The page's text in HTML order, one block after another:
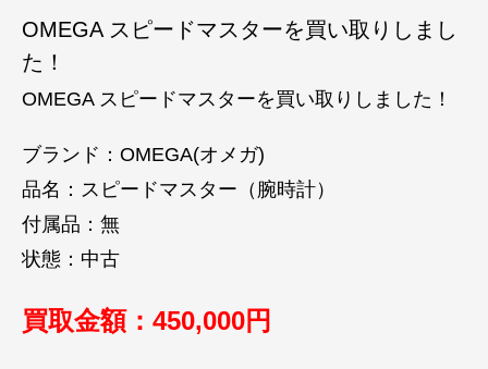
OMEGA スピードマスターを買い取りしまし
た！
OMEGA スピードマスターを買い取りしました！
ブランド：OMEGA(オメガ)
品名：スピードマスター（腕時計）
付属品：無
状態：中古
買取金額：450,000円